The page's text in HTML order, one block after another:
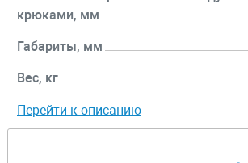
крюками, мм
Габариты, мм
Вес, кг
Перейти к описанию